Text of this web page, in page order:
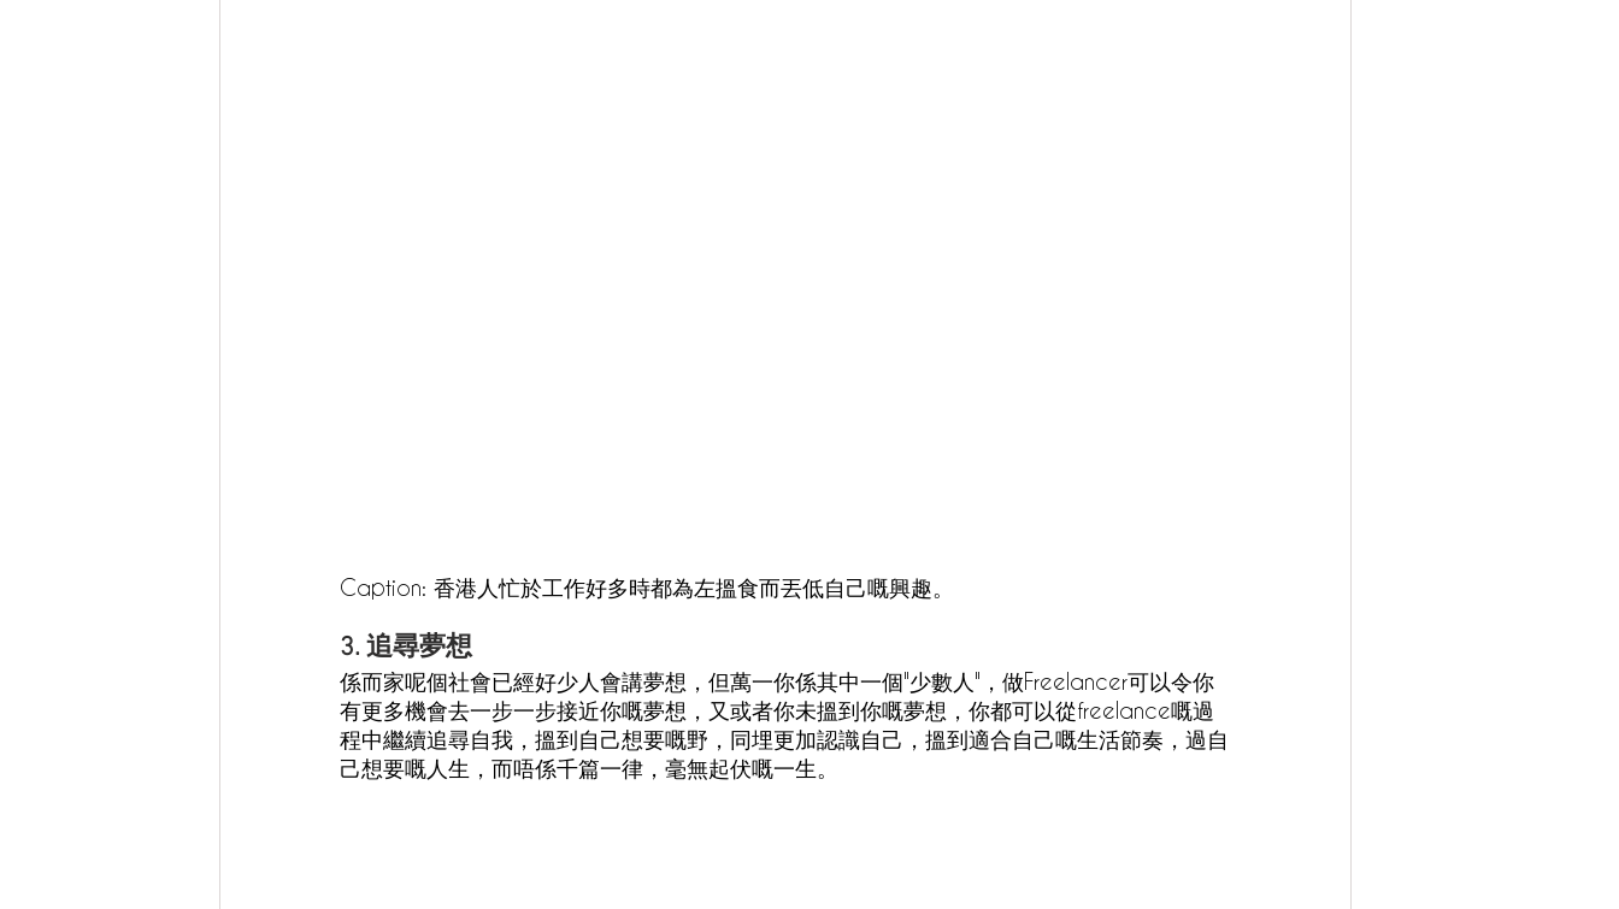
Caption: 香港人忙於工作好多時都為左搵食而丟低自己嘅興趣。
3. 追尋夢想
係而家呢個社會已經好少人會講夢想，但萬一你係其中一個"少數人"，做Freelancer可以令你
有更多機會去一步一步接近你嘅夢想，又或者你未搵到你嘅夢想，你都可以從freelance嘅過
程中繼續追尋自我，搵到自己想要嘅野，同埋更加認識自己，搵到適合自己嘅生活節奏，過自
己想要嘅人生，而唔係千篇一律，毫無起伏嘅一生。